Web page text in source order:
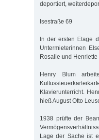
deportiert,
Isestraße 69
In der ersten Etage
Untermieterinnen
Rosalie und
Henry Blum
Klavierunterricht.
hieß August Otto
1938 prüfte der
Lage der Sache ist